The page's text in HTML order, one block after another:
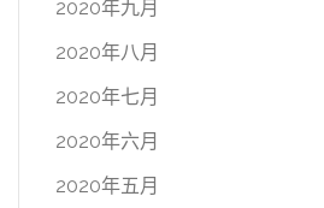
2020年九月
2020年八月
2020年七月
2020年六月
2020年五月